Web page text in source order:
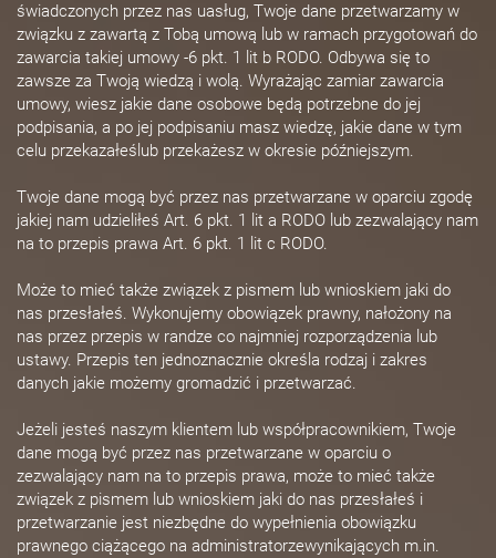
świadczonych przez nas uasług, Twoje dane przetwarzamy w
związku z zawartą z Tobą umową lub w ramach przygotowań do
zawarcia takiej umowy -6 pkt. 1 lit b RODO. Odbywa się to
zawsze za Twoją wiedzą i wolą. Wyrażając zamiar zawarcia
umowy, wiesz jakie dane osobowe będą potrzebne do jej
podpisania, a po jej podpisaniu masz wiedzę, jakie dane w tym
celu przekazałeślub przekażesz w okresie późniejszym.
Twoje dane mogą być przez nas przetwarzane w oparciu zgodę
jakiej nam udzieliłeś Art. 6 pkt. 1 lit a RODO lub zezwalający nam
na to przepis prawa Art. 6 pkt. 1 lit c RODO.
Może to mieć także związek z pismem lub wnioskiem jaki do
nas przesłałeś. Wykonujemy obowiązek prawny, nałożony na
nas przez przepis w randze co najmniej rozporządzenia lub
ustawy. Przepis ten jednoznacznie określa rodzaj i zakres
danych jakie możemy gromadzić i przetwarzać.
Jeżeli jesteś naszym klientem lub współpracownikiem, Twoje
dane mogą być przez nas przetwarzane w oparciu o
zezwalający nam na to przepis prawa, może to mieć także
związek z pismem lub wnioskiem jaki do nas przesłałeś i
przetwarzanie jest niezbędne do wypełnienia obowiązku
prawnego ciążącego na administratorzewynikających m.in.